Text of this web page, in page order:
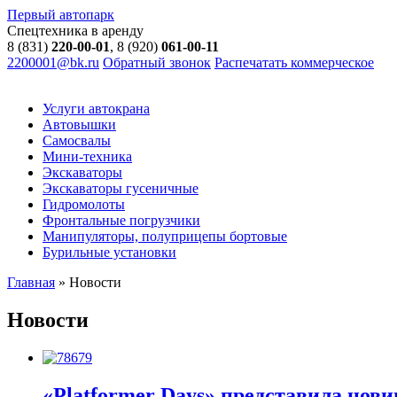
Первый автопарк
Спецтехника в аренду
8 (831) 220-00-01, 8 (920) 061-00-11
2200001@bk.ru Обратный звонок Распечатать коммерческое
Услуги автокрана
Автовышки
Самосвалы
Мини-техника
Экскаваторы
Экскаваторы гусеничные
Гидромолоты
Фронтальные погрузчики
Манипуляторы, полуприцепы бортовые
Бурильные установки
Главная » Новости
Новости